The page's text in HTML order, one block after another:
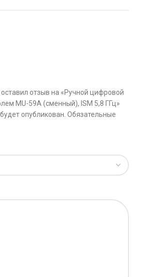
отзыв на «Ручной цифровой
MU-59A (сменный), ISM 5,8 ГГц»
опубликован. Обязательные